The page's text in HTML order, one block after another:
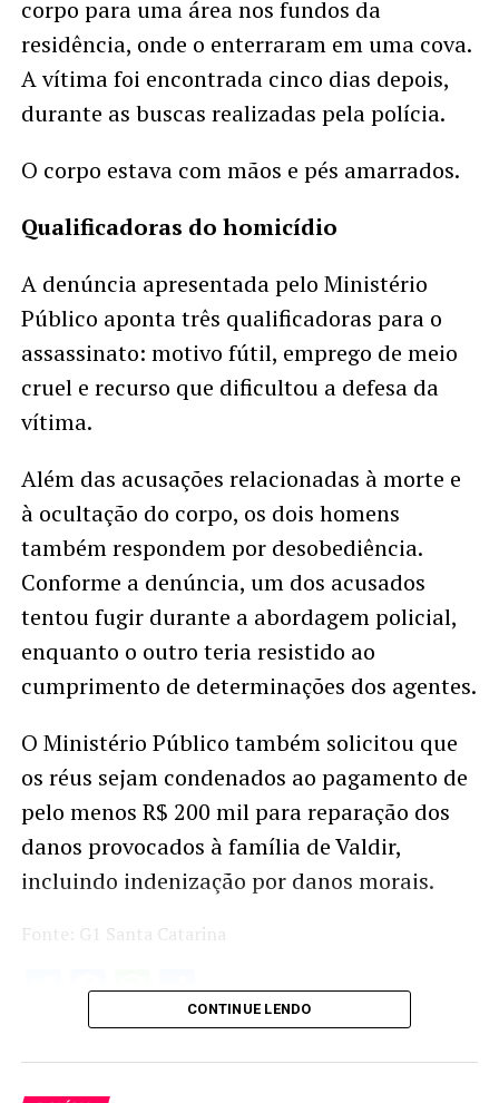
corpo para uma área nos fundos da
residência, onde o enterraram em uma cova.
A vítima foi encontrada cinco dias depois,
durante as buscas realizadas pela polícia.
O corpo estava com mãos e pés amarrados.
Qualificadoras do homicídio
A denúncia apresentada pelo Ministério
Público aponta três qualificadoras para o
assassinato: motivo fútil, emprego de meio
cruel e recurso que dificultou a defesa da
vítima.
Além das acusações relacionadas à morte e
à ocultação do corpo, os dois homens
também respondem por desobediência.
Conforme a denúncia, um dos acusados
tentou fugir durante a abordagem policial,
enquanto o outro teria resistido ao
cumprimento de determinações dos agentes.
O Ministério Público também solicitou que
os réus sejam condenados ao pagamento de
pelo menos R$ 200 mil para reparação dos
danos provocados à família de Valdir,
incluindo indenização por danos morais.
Fonte: G1 Santa Catarina
Twitter
Facebook
WhatsApp
Share
CONTINUE LENDO